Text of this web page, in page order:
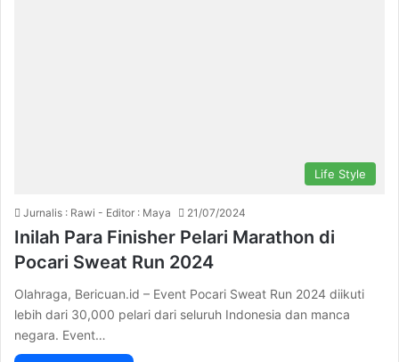
Life Style
Jurnalis : Rawi - Editor : Maya 21/07/2024
Inilah Para Finisher Pelari Marathon di
Pocari Sweat Run 2024
Olahraga, Bericuan.id – Event Pocari Sweat Run 2024 diikuti
lebih dari 30,000 pelari dari seluruh Indonesia dan manca
negara. Event…